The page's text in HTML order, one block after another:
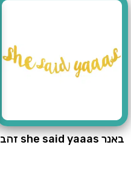
באנר she said yaaas זהב